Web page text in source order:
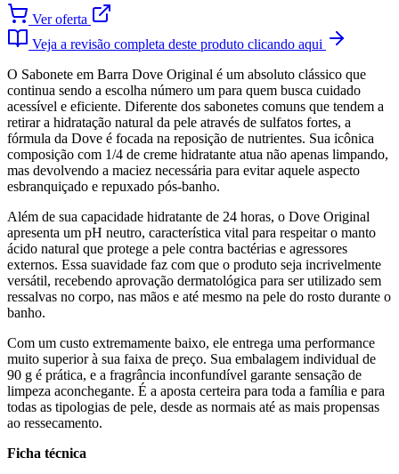
Ver oferta
Veja a revisão completa deste produto clicando aqui
O Sabonete em Barra Dove Original é um absoluto clássico que
continua sendo a escolha número um para quem busca cuidado
acessível e eficiente. Diferente dos sabonetes comuns que tendem a
retirar a hidratação natural da pele através de sulfatos fortes, a
fórmula da Dove é focada na reposição de nutrientes. Sua icônica
composição com 1/4 de creme hidratante atua não apenas limpando,
mas devolvendo a maciez necessária para evitar aquele aspecto
esbranquiçado e repuxado pós-banho.
Além de sua capacidade hidratante de 24 horas, o Dove Original
apresenta um pH neutro, característica vital para respeitar o manto
ácido natural que protege a pele contra bactérias e agressores
externos. Essa suavidade faz com que o produto seja incrivelmente
versátil, recebendo aprovação dermatológica para ser utilizado sem
ressalvas no corpo, nas mãos e até mesmo na pele do rosto durante o
banho.
Com um custo extremamente baixo, ele entrega uma performance
muito superior à sua faixa de preço. Sua embalagem individual de
90 g é prática, e a fragrância inconfundível garante sensação de
limpeza aconchegante. É a aposta certeira para toda a família e para
todas as tipologias de pele, desde as normais até as mais propensas
ao ressecamento.
Ficha técnica